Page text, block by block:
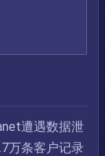
遭遇数据泄
万条客户记录